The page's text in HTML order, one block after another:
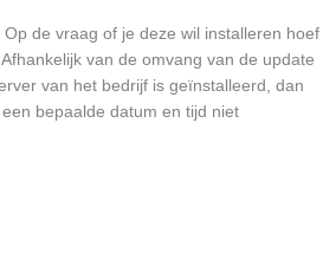
de vraag of je deze wil installeren hoef
. Afhankelijk van de omvang van de update
van het bedrijf is geïnstalleerd, dan
bepaalde datum en tijd niet